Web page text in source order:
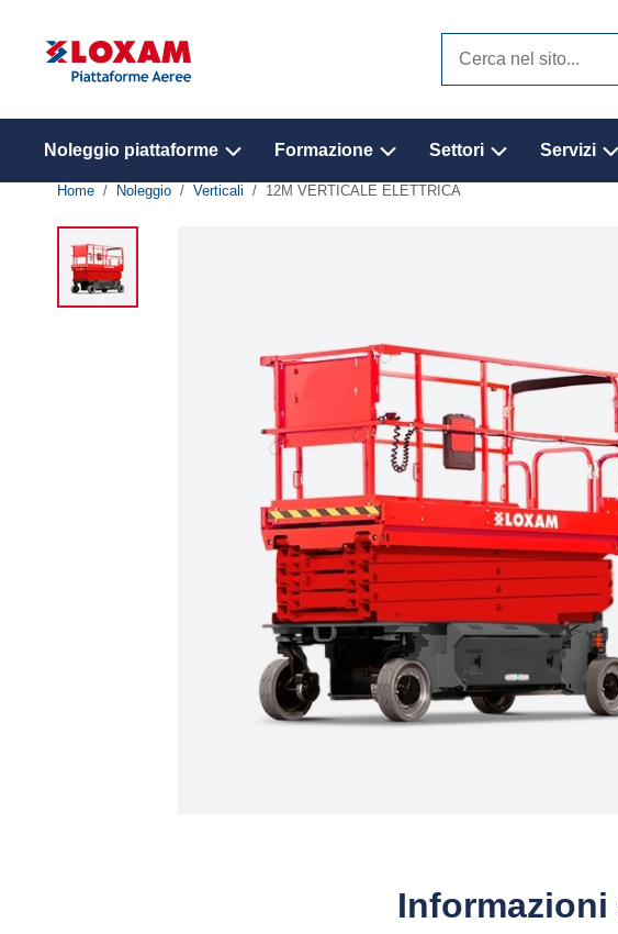
nel
sito
Noleggio piattaforme Formazione Settori Servizi
Home Noleggio Verticali 12M VERTICALE ELETTRICA